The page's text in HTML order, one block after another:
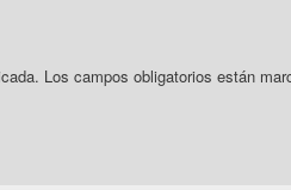
Los campos obligatorios están